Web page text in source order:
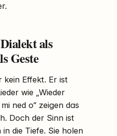
als
Geste
kein Effekt. Er ist
wie „Wieder
ned o“ zeigen das
Doch der Sinn ist
die Tiefe. Sie holen